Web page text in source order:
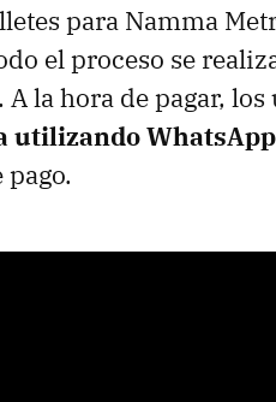
para Namma
el proceso se
la hora de pagar, los
utilizando